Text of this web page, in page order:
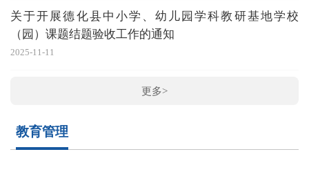
关于开展德化县中小学、幼儿园学科教研基地学校
（园）课题结题验收工作的通知
2025-11-11
更多>
教育管理